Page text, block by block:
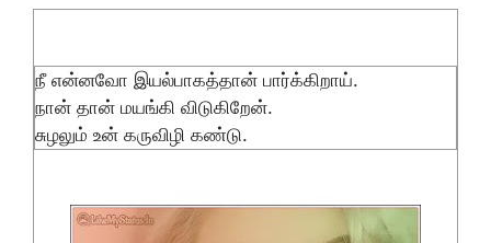
நீ என்னவோ இயல்பாகத்தான் பார்க்கிறாய்.
நான் தான் மயங்கி விடுகிறேன்.
சுழலும் உன் கருவிழி கண்டு.